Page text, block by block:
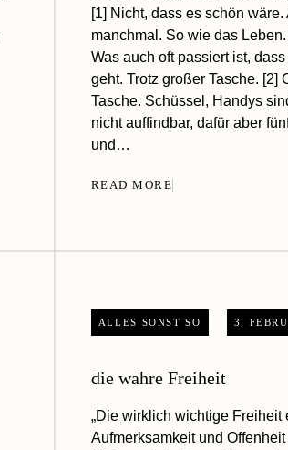
[1] Nicht, dass es schön
manchmal. So wie das
Was auch oft passiert ist,
geht. Trotz großer Tasche. [2]
Tasche. Schüssel, Handys
nicht auffindbar, dafür aber
und…
READ MORE
3.
ALLES SONST SO
die wahre Freiheit
„Die wirklich wichtige Freiheit
Aufmerksamkeit und